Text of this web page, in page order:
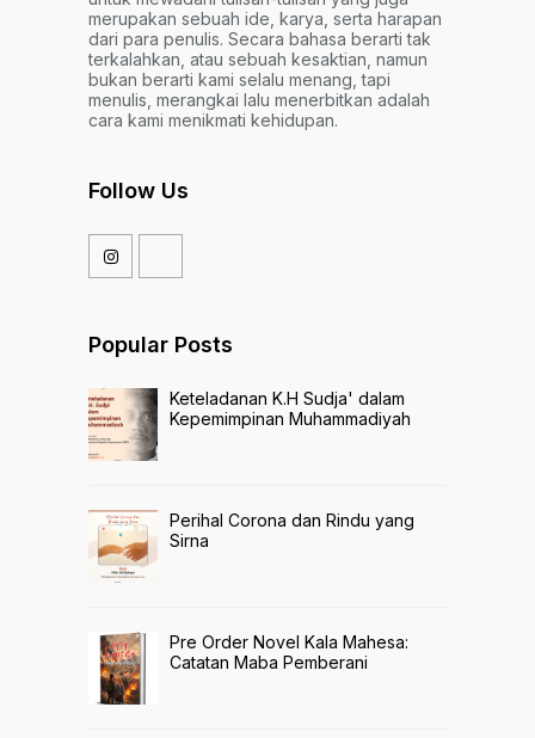
merupakan sebuah ide, karya, serta harapan
dari para penulis. Secara bahasa berarti tak
terkalahkan, atau sebuah kesaktian, namun
bukan berarti kami selalu menang, tapi
menulis, merangkai lalu menerbitkan adalah
cara kami menikmati kehidupan.
Follow Us
Popular Posts
Keteladanan K.H Sudja' dalam
Kepemimpinan Muhammadiyah
Perihal Corona dan Rindu yang
Sirna
Pre Order Novel Kala Mahesa:
Catatan Maba Pemberani